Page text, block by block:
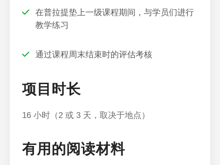
在普拉提垫上一级课程期间，与学员们进行
教学练习
通过课程周末结束时的评估考核
项目时长
16 小时（2 或 3 天，取决于地点）
有用的阅读材料